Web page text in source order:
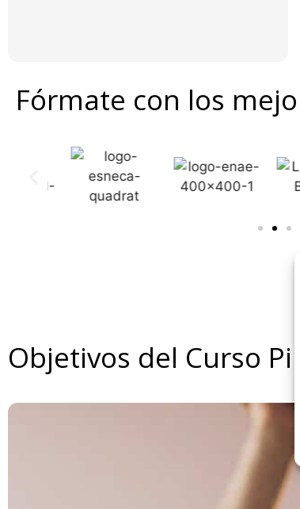
Fórmate con los
Objetivos del Curso